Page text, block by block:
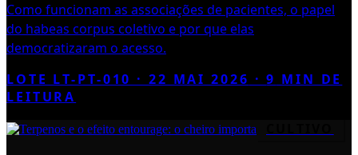
Como funcionam as associações de pacientes, o papel
do habeas corpus coletivo e por que elas
democratizaram o acesso.
LOTE LT-PT-010 · 22 MAI 2026 ·9 MIN DE
LEITURA